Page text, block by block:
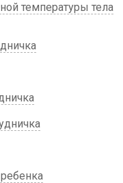
температуры тела